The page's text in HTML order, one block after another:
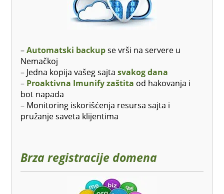
–Automatski backupse vrši na servere u
Nemačkoj
– Jedna kopija vašeg sajtasvakog dana
– Proaktivna Imunify zaštita od hakovanja i
bot napada
– Monitoring iskorišćenja resursa sajta i
pružanje saveta klijentima
Brza registracije domena